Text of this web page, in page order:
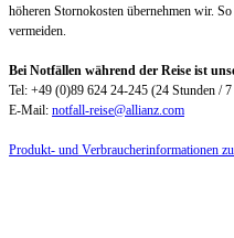
höheren Stornokosten übernehmen wir.
vermeiden.
Bei Notfällen während der Reise ist
Tel: +49 (0)89 624 24-245 (24 Stunden / 7
E-Mail: notfall-reise@allianz.com
Produkt- und Verbraucherinformationen